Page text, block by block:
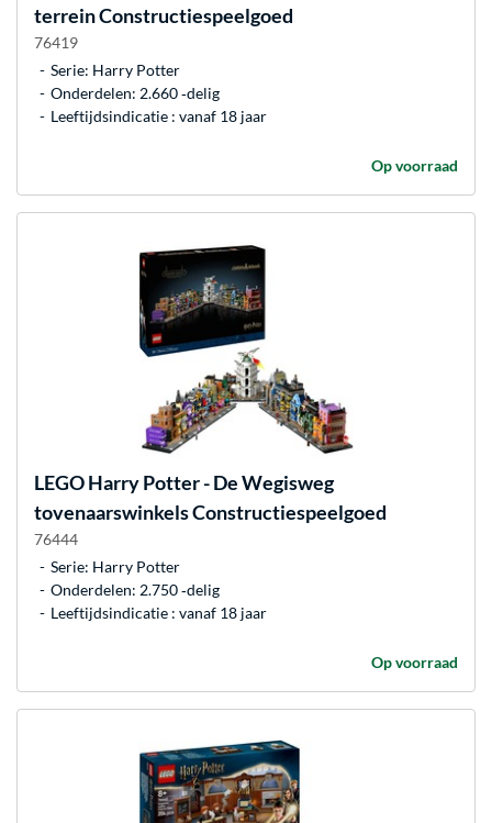
terrein Constructiespeelgoed
76419
Serie: Harry Potter
Onderdelen: 2.660 ‐delig
Leeftijdsindicatie : vanaf 18 jaar
Op voorraad
LEGOHarry Potter - De Wegisweg
tovenaarswinkels Constructiespeelgoed
76444
Serie: Harry Potter
Onderdelen: 2.750 ‐delig
Leeftijdsindicatie : vanaf 18 jaar
Op voorraad